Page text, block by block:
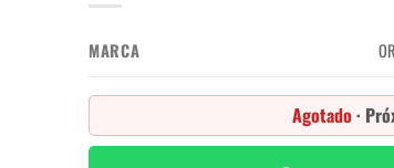
MARCA
Agotado ·